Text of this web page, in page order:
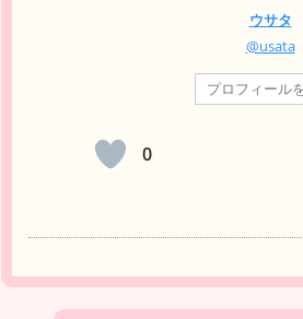
ウサタ
@usata
プロフィール
0